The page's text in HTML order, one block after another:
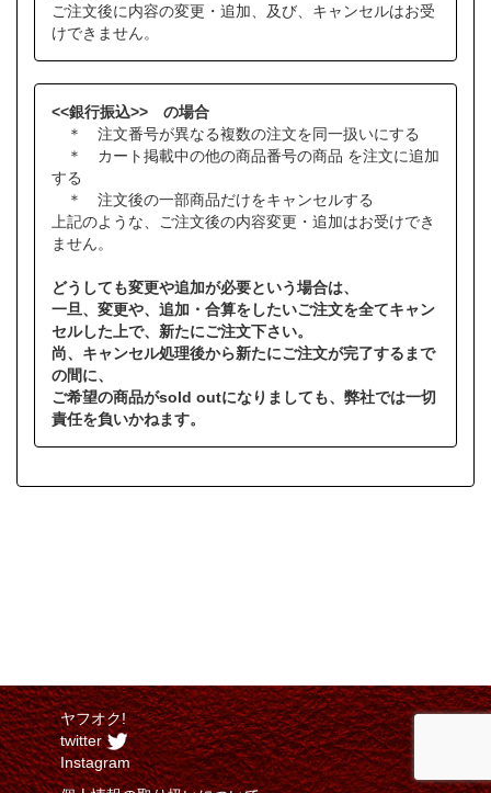
ご注文後に内容の変更・追加、及び、キャンセルはお受
けできません。
<<銀行振込>> の場合
＊ 注文番号が異なる複数の注文を同一扱いにする
＊ カート掲載中の他の商品番号の商品 を注文に追加
する
＊ 注文後の一部商品だけをキャンセルする
上記のような、ご注文後の内容変更・追加はお受けでき
ません。
どうしても変更や追加が必要という場合は、
一旦、変更や、追加・合算をしたいご注文を全てキャン
セルした上で、新たにご注文下さい。
尚、キャンセル処理後から新たにご注文が完了するまで
の間に、
ご希望の商品がsold outになりましても、弊社では一切
責任を負いかねます。
ヤフオク!
twitter
Instagram